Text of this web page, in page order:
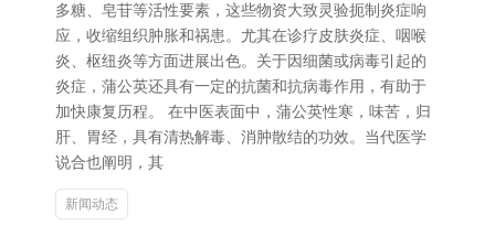
多糖、皂苷等活性要素，这些物资大致灵验扼制炎症响
应，收缩组织肿胀和祸患。尤其在诊疗皮肤炎症、咽喉
炎、枢纽炎等方面进展出色。关于因细菌或病毒引起的
炎症，蒲公英还具有一定的抗菌和抗病毒作用，有助于
加快康复历程。 在中医表面中，蒲公英性寒，味苦，归
肝、胃经，具有清热解毒、消肿散结的功效。当代医学
说合也阐明，其
新闻动态